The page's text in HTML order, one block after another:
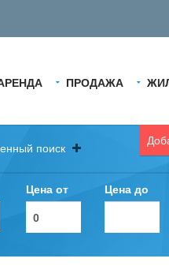
ПРОДАЖА
поиск
Цена от Цена до